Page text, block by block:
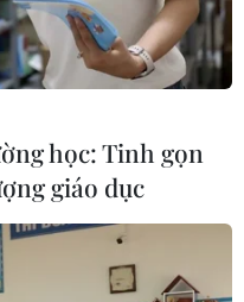
liệu cát cho 2
Nam
học: Tinh gọn
giáo dục